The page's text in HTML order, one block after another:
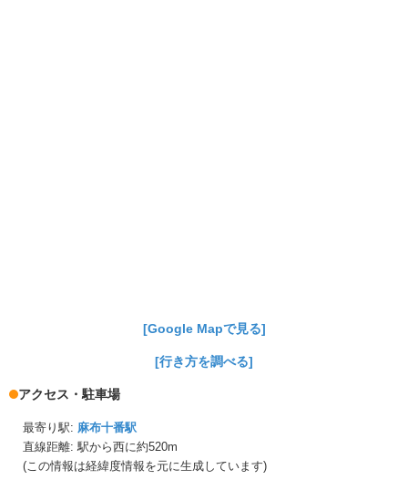
[Google Mapで見る]
[行き方を調べる]
アクセス・駐車場
最寄り駅: 麻布十番駅
直線距離: 駅から西に約520m
(この情報は経緯度情報を元に生成しています)